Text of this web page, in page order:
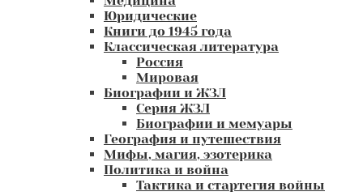
Юридические
Книги до 1945 года
Классическая литература
Россия
Мировая
Биографии и ЖЗЛ
Серия ЖЗЛ
Биографии и мемуары
География и путешествия
Мифы, магия, эзотерика
Политика и война
Тактика и стартегия войны